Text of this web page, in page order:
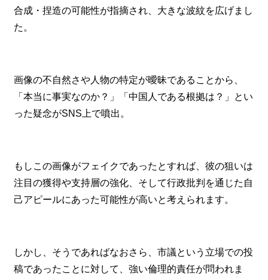
合成・捏造の可能性が指摘され、大きな波紋を広げまし
た。
画像の不自然さや人物の特定が曖昧であることから、
「本当に事実なのか？」「中国人である根拠は？」とい
った疑念がSNS上で噴出。
もしこの画像がフェイクであったとすれば、彼の狙いは
注目の獲得や支持層の強化、そして行政批判を通じた自
己アピールにあった可能性が高いと考えられます。
しかし、そうであればなおさら、市議という立場での投
稿であったことに対して、強い倫理的責任が問われま